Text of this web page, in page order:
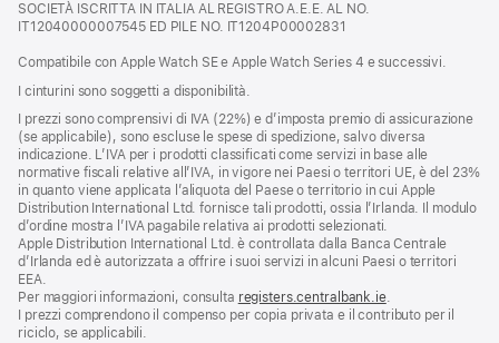
SOCIETÀ ISCRITTA IN ITALIA AL REGISTRO A.E.E. AL NO.
IT12040000007545 ED PILE NO. IT1204P00002831
Compatibile con Apple Watch SE e Apple Watch Series 4 e successivi.
I cinturini sono soggetti a disponibilità.
I prezzi sono comprensivi di IVA (22%) e d’imposta premio di assicurazione
(se applicabile), sono escluse le spese di spedizione, salvo diversa
indicazione. L’IVA per i prodotti classificati come servizi in base alle
normative fiscali relative all’IVA, in vigore nei Paesi o territori UE, è del 23%
in quanto viene applicata l’aliquota del Paese o territorio in cui Apple
Distribution International Ltd. fornisce tali prodotti, ossia l’Irlanda. Il modulo
d’ordine mostra l’IVA pagabile relativa ai prodotti selezionati.
Apple Distribution International Ltd. è controllata dalla Banca Centrale
d’Irlanda ed è autorizzata a offrire i suoi servizi in alcuni Paesi o territori
EEA.
Per maggiori informazioni, consulta registers.centralbank.ie.
I prezzi comprendono il compenso per copia privata e il contributo per il
riciclo, se applicabili.